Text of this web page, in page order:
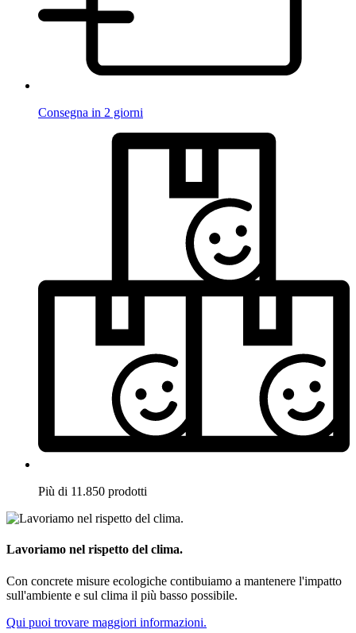
Consegna in 2 giorni
Più di 11.850 prodotti
Lavoriamo nel rispetto del clima.
Con concrete misure ecologiche contibuiamo a mantenere l'impatto
sull'ambiente e sul clima il più basso possibile.
Qui puoi trovare maggiori informazioni.